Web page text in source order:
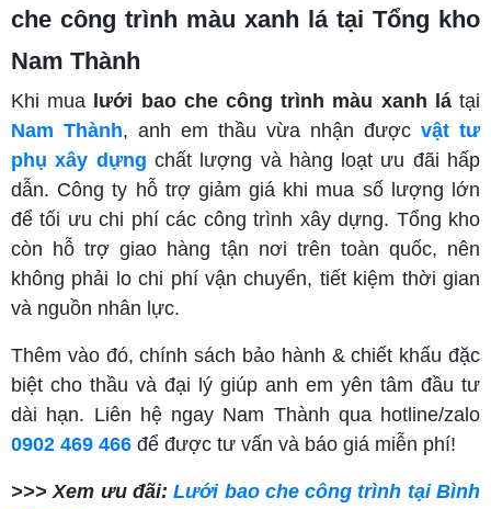
che công trình màu xanh lá tại Tổng kho
Nam Thành
Khi mua lưới bao che công trình màu xanh látại
Nam Thành, anh em thầu vừa nhận được vật tư
phụ xây dựng chất lượng và hàng loạt ưu đãi hấp
dẫn. Công ty hỗ trợ giảm giá khi mua số lượng lớn
để tối ưu chi phí các công trình xây dựng. Tổng kho
còn hỗ trợ giao hàng tận nơi trên toàn quốc, nên
không phải lo chi phí vận chuyển, tiết kiệm thời gian
và nguồn nhân lực.
Thêm vào đó, chính sách bảo hành & chiết khấu đặc
biệt cho thầu và đại lý giúp anh em yên tâm đầu tư
dài hạn. Liên hệ ngay Nam Thành qua hotline/zalo
0902 469 466 để được tư vấn và báo giá miễn phí!
>>> Xem ưu đãi:Lưới bao che công trình tại Bình